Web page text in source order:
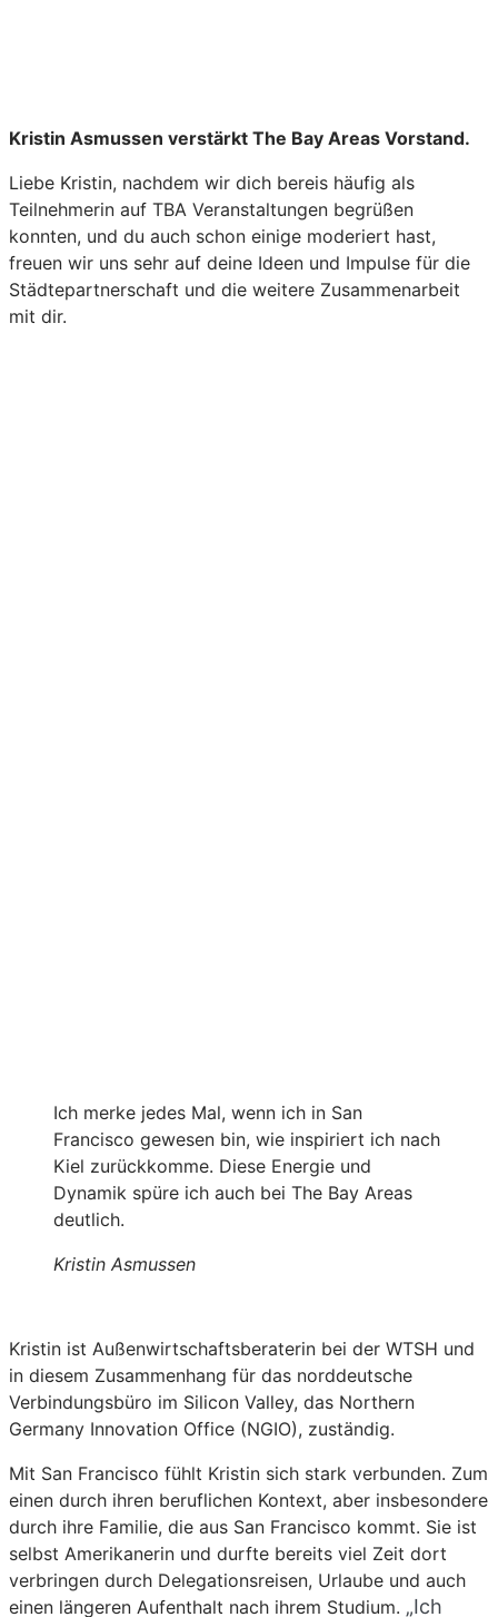
Kristin Asmussen verstärkt The Bay Areas Vorstand.
Liebe Kristin, nachdem wir dich bereis häufig als
Teilnehmerin auf TBA Veranstaltungen begrüßen
konnten, und du auch schon einige moderiert hast,
freuen wir uns sehr auf deine Ideen und Impulse für die
Städtepartnerschaft und die weitere Zusammenarbeit
mit dir.
Ich merke jedes Mal, wenn ich in San
Francisco gewesen bin, wie inspiriert ich nach
Kiel zurückkomme. Diese Energie und
Dynamik spüre ich auch bei The Bay Areas
deutlich.
Kristin Asmussen
Kristin ist Außenwirtschaftsberaterin bei der WTSH und
in diesem Zusammenhang für das norddeutsche
Verbindungsbüro im Silicon Valley, das Northern
Germany Innovation Office (NGIO), zuständig.
Mit San Francisco fühlt Kristin sich stark verbunden. Zum
einen durch ihren beruflichen Kontext, aber insbesondere
durch ihre Familie, die aus San Francisco kommt. Sie ist
selbst Amerikanerin und durfte bereits viel Zeit dort
verbringen durch Delegationsreisen, Urlaube und auch
einen längeren Aufenthalt nach ihrem Studium. „Ich